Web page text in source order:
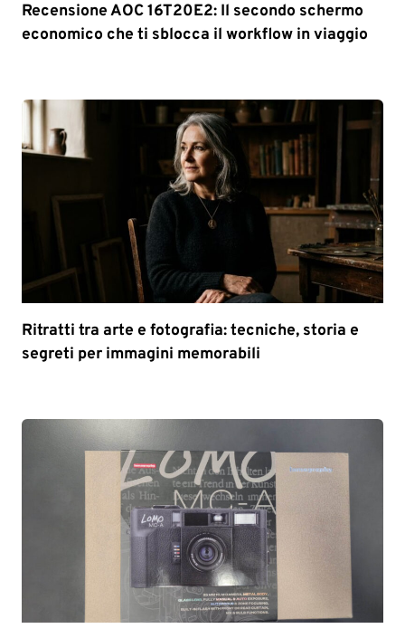
Recensione AOC 16T20E2: Il secondo schermo
economico che ti sblocca il workflow in viaggio
Ritratti tra arte e fotografia: tecniche, storia e
segreti per immagini memorabili